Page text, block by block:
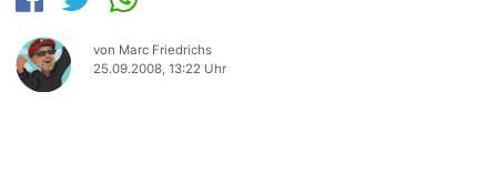
von Marc Friedrichs
25.09.2008, 13:22 Uhr